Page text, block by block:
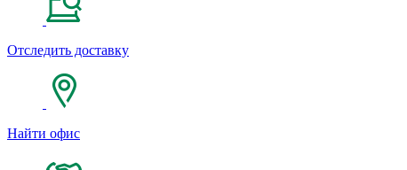
Отследить доставку
Найти офис